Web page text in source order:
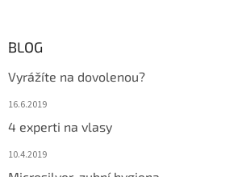
BLOG
Vyrážíte na dovolenou?
16.6.2019
4 experti na vlasy
10.4.2019